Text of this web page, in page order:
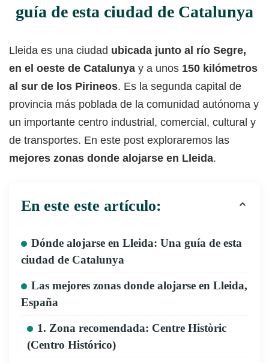
guía de esta ciudad de Catalunya
Lleida es una ciudad ubicada junto al río Segre,
en el oeste de Catalunya y a unos 150 kilómetros
al sur de los Pirineos. Es la segunda capital de
provincia más poblada de la comunidad autónoma y
un importante centro industrial, comercial, cultural y
de transportes. En este post exploraremos las
mejores zonas donde alojarse en Lleida.
En este este artículo:
Dónde alojarse en Lleida: Una guía de esta
ciudad de Catalunya
Las mejores zonas donde alojarse en Lleida,
España
1. Zona recomendada: Centre Històric
(Centro Histórico)